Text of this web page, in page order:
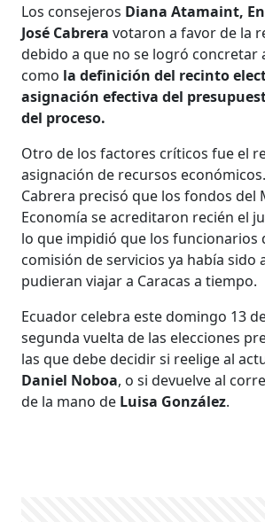
Los consejeros Diana Atamaint,
José Cabrera votaron a favor de la
debido a que no se logró concretar
como la definición del recinto
asignación efectiva del
del proceso.
Otro de los factores críticos fue el
asignación de recursos económicos.
Cabrera precisó que los fondos del
Economía se acreditaron recién el
lo que impidió que los funcionarios
comisión de servicios ya había sido
pudieran viajar a Caracas a tiempo.
Ecuador celebra este domingo 13
segunda vuelta de las elecciones
las que debe decidir si reelige al
Daniel Noboa, o si devuelve al
de la mano de Luisa González.